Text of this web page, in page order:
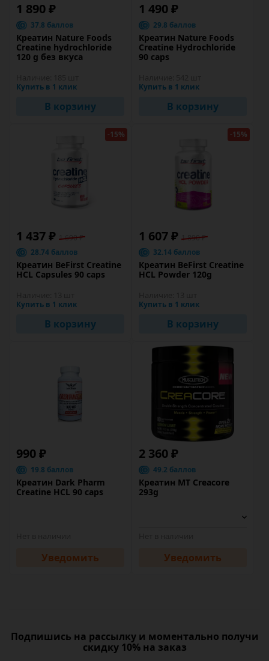
1 890 ₽
37.8 баллов
Креатин Nature Foods
Creatine hydrochloride
120 g без вкуса
Купить в 1 клик
В корзину
1 490 ₽
29.8 баллов
Креатин Nature Foods
Creatine Hydrochloride
90 caps
Купить в 1 клик
В корзину
-15%
1 437 ₽ 1 690 ₽
28.74 баллов
Креатин BeFirst Creatine
HCL Capsules 90 caps
Купить в 1 клик
В корзину
-15%
1 607 ₽ 1 890 ₽
32.14 баллов
Креатин BeFirst Creatine
HCL Powder 120g
Купить в 1 клик
В корзину
990 ₽
19.8 баллов
Креатин Dark Pharm
Creatine HCL 90 caps
Уведомить
2 360 ₽
49.2 баллов
Креатин MT Creacore
293g
Уведомить
Подпишись на рассылку и моментально получи
скидку 10% на заказ